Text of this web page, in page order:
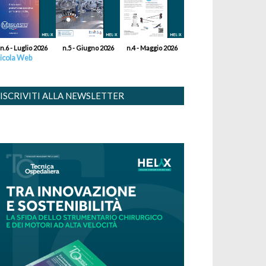
n.6 - Luglio 2026 n.5 - Giugno 2026 n.4 - Maggio 2026
Web
ISCRIVITI ALLA NEWSLETTER